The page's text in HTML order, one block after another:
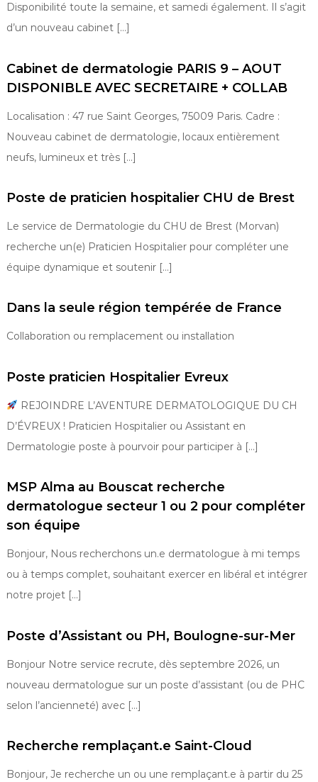
F
r
n
c
Disponibilité toute la semaine, et samedi également. Il s’agit
d’un nouveau cabinet […]
Cabinet de dermatologie PARIS 9 – AOUT
DISPONIBLE AVEC SECRETAIRE + COLLAB
Localisation : 47 rue Saint Georges, 75009 Paris. Cadre :
Nouveau cabinet de dermatologie, locaux entièrement
neufs, lumineux et très […]
Poste de praticien hospitalier CHU de Brest
Le service de Dermatologie du CHU de Brest (Morvan)
recherche un(e) Praticien Hospitalier pour compléter une
équipe dynamique et soutenir […]
Dans la seule région tempérée de France
Collaboration ou remplacement ou installation
Poste praticien Hospitalier Evreux
REJOINDRE L’AVENTURE DERMATOLOGIQUE DU CH
D’ÉVREUX ! Praticien Hospitalier ou Assistant en
Dermatologie poste à pourvoir pour participer à […]
MSP Alma au Bouscat recherche
dermatologue secteur 1 ou 2 pour compléter
son équipe
Bonjour, Nous recherchons un.e dermatologue à mi temps
ou à temps complet, souhaitant exercer en libéral et intégrer
notre projet […]
Poste d’Assistant ou PH, Boulogne-sur-Mer
Bonjour Notre service recrute, dès septembre 2026, un
nouveau dermatologue sur un poste d’assistant (ou de PHC
selon l’ancienneté) avec […]
Recherche remplaçant.e Saint-Cloud
Bonjour, Je recherche un ou une remplaçant.e à partir du 25